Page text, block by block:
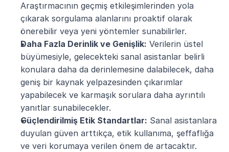
Araştırmacının geçmiş etkileşimlerinden yola
çıkarak sorgulama alanlarını proaktif olarak
önerebilir veya yeni yöntemler sunabilirler.
Daha Fazla Derinlik ve Genişlik: Verilerin üstel
büyümesiyle, gelecekteki sanal asistanlar belirli
konulara daha da derinlemesine dalabilecek, daha
geniş bir kaynak yelpazesinden çıkarımlar
yapabilecek ve karmaşık sorulara daha ayrıntılı
yanıtlar sunabilecekler.
Güçlendirilmiş Etik Standartlar: Sanal asistanlara
duyulan güven arttıkça, etik kullanıma, şeffaflığa
ve veri korumaya verilen önem de artacaktır.